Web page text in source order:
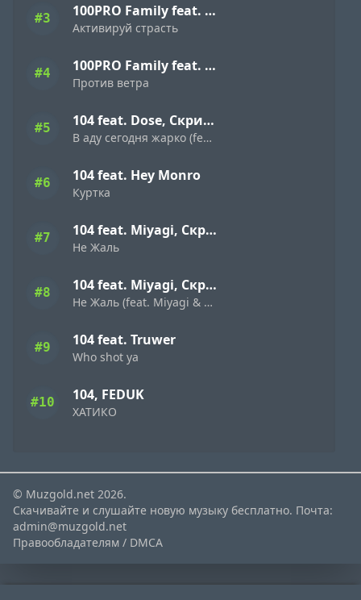
#3 100PRO Family feat. Dave Bra, Indigo, Режик, Кима, Slavon, Denny Presston, Буян, ШЕFF, Simagon, MonoSoul
Активируй страсть
#4 100PRO Family feat. Dave Bra, Кипер, Popovi4, Буян, Indigo, Simagon, ШЕFF, MonoSoul
Против ветра
#5 104 feat. Dose, Скриптонит
В аду сегодня жарко (feat. Dose & Скриптонит)
#6 104 feat. Hey Monro
Куртка
#7 104 feat. Miyagi, Скриптонит
Не Жаль
#8 104 feat. Miyagi, Скриптонит
Не Жаль (feat. Miyagi & Скриптонит)
#9 104 feat. Truwer
Who shot ya
#10 104, FEDUK
ХАТИКО
© Muzgold.net 2026.
Скачивайте и слушайте новую музыку бесплатно. Почта:
admin@muzgold.net
Правообладателям / DMCA